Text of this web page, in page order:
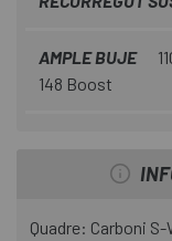
AMPLE BUJE
148 Boost
Quadre: Carboni